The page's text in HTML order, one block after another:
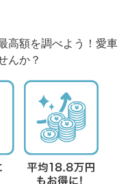
高額を調べよう！愛車
んか？